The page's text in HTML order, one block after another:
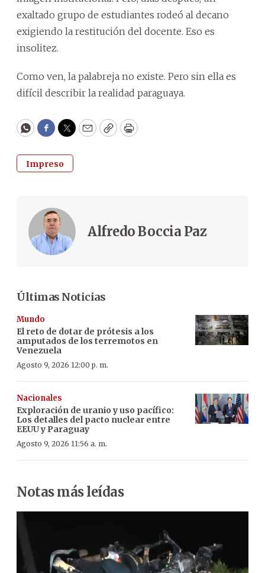
exaltado grupo de estudiantes rodeó al decano
exigiendo la restitución del docente. Eso es
insolitez.
Como ven, la palabreja no existe. Pero sin ella es
difícil describir la realidad paraguaya.
WhatsApp
Facebook
Twitter
EmailCopyPrint
Impreso
Alfredo Boccia Paz
Últimas Noticias
Mundo
El reto de dotar de prótesis a los
amputados de los terremotos en
Venezuela
Agosto 9, 2026 12:00 p. m.
Nacionales
Exploración de uranio y uso pacífico:
Los detalles del pacto nuclear entre
EEUU y Paraguay
Agosto 9, 2026 11:56 a. m.
Notas más leídas